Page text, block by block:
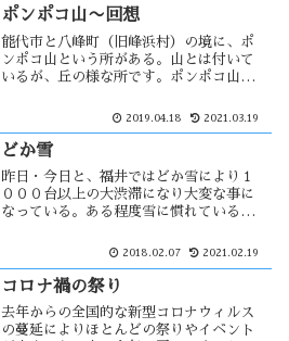
共施設を巡回する様な経路になってい
て、本当に必要とされる所を巡回してい
ない・・
ポンポコ山〜回想
能代市と八峰町（旧峰浜村）の境に、ポ
ンポコ山という所がある。山とは付いて
いるが、丘の様な所です。ポンポコ山は
ステージや直売所も併設されている。こ
来ていた。しかし、当時とは全然変わっ
2019.04.18 2021.03.19
どか雪
昨日・今日と、福井ではどか雪により１
０００台以上の大渋滞になり大変な事に
なっている。ある程度雪に慣れている地
る事が出来ない。どか雪により車を動か
近く前の事で・・・
2018.02.07 2021.02.19
コロナ禍の祭り
去年からの全国的な新型コロナウィルス
の蔓延によりほとんどの祭りやイベント